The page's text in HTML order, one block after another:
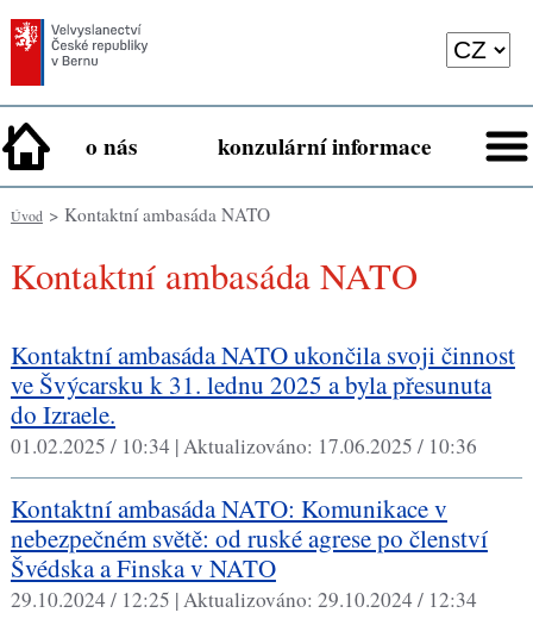
o nás konzulární informace
Úvod> Kontaktní ambasáda NATO
Kontaktní ambasáda NATO
Kontaktní ambasáda NATO ukončila svoji činnost
ve Švýcarsku k 31. lednu 2025 a byla přesunuta
do Izraele.
01.02.2025 / 10:34 |Aktualizováno: 17.06.2025 / 10:36
Kontaktní ambasáda NATO: Komunikace v
nebezpečném světě: od ruské agrese po členství
Švédska a Finska v NATO
29.10.2024 / 12:25 |Aktualizováno: 29.10.2024 / 12:34